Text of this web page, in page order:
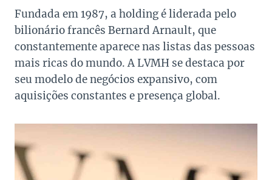
Fundada em 1987, a holding é liderada pelo
bilionário francês Bernard Arnault, que
constantemente aparece nas listas das pessoas
mais ricas do mundo. A LVMH se destaca por
seu modelo de negócios expansivo, com
aquisições constantes e presença global.